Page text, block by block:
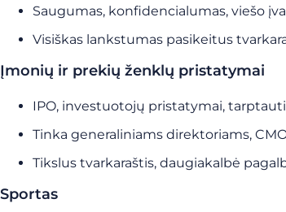
Saugumas, konfidencialumas, viešo
Visiškas lankstumas pasikeitus
Įmonių ir prekių ženklų pristatymai
IPO, investuotojų pristatymai,
Tinka generaliniams direktoriams,
Tikslus tvarkaraštis, daugiakalbė
Sportas